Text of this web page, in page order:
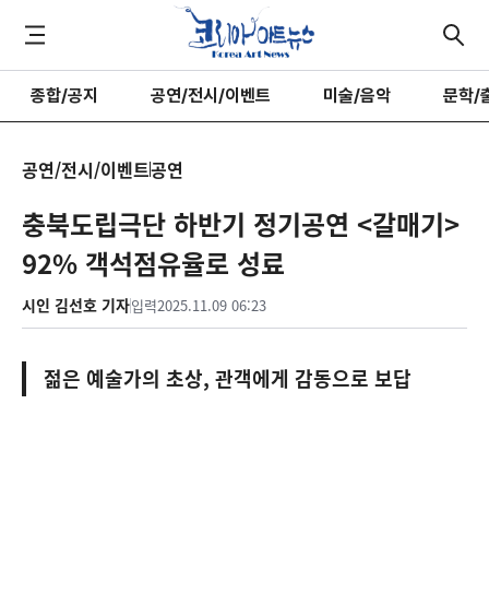
종합/공지 공연/전시/이벤트 미술/음악 문학/
공연/전시/이벤트공연
충북도립극단 하반기 정기공연 <갈매기>
92% 객석점유율로 성료
시인 김선호 기자입력2025.11.09 06:23
젊은 예술가의 초상, 관객에게 감동으로 보답